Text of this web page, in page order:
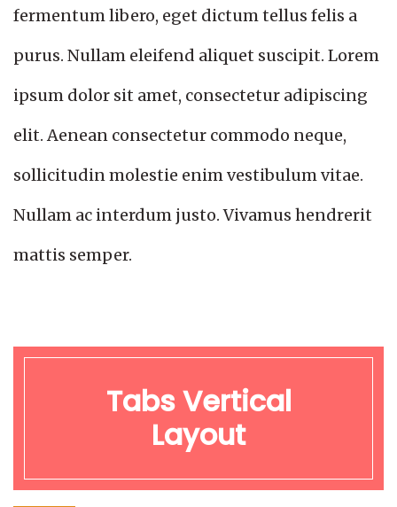
fermentum libero, eget dictum tellus felis a
purus. Nullam eleifend aliquet suscipit. Lorem
ipsum dolor sit amet, consectetur adipiscing
elit. Aenean consectetur commodo neque,
sollicitudin molestie enim vestibulum vitae.
Nullam ac interdum justo. Vivamus hendrerit
mattis semper.
Tabs Vertical
Layout